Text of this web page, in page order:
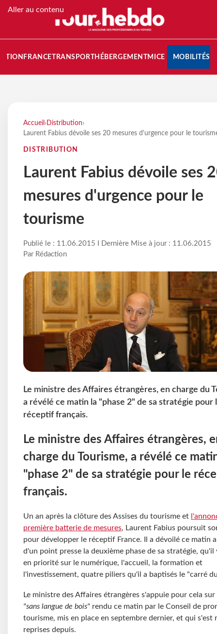
Aller au contenu
FRANCETRANSPORT HÉBERGEMENTMICE MOBILITÉS
Accueil › Distribution›
Laurent Fabius dévoile ses 20 mesures d'urgence pour le
DISTRIBUTION
Laurent Fabius dévoile ses
mesures d'urgence pour le
tourisme
Publié le : 11.06.2015 I Dernière Mise à jour : 11.06.2015
Par Rédaction
Le ministre des Affaires étrangères, en charge du
a révélé ce matin la "phase 2" de sa stratégie pour
réceptif français.
Le ministre des Affaires étrangères,
charge du Tourisme, a révélé ce
"phase 2" de sa stratégie pour le
français.
Un an après la clôture des Assises du tourisme et
première batterie de mesures, Laurent Fabius poursuit
pour développer le réceptif France. Il a dévoilé ce matin
d'un point presse la deuxième phase de sa stratégie, qu'il
en priorité sur le numérique, l'accueil, la formation et
l'investissement, quatre piliers qu'il a baptisés le "carré
Le ministre des Affaires étrangères s'appuie pour cela
"sans langue de bois" rendu ce matin par le Conseil de
tourisme, mis en place en septembre dernier, et qui s'est
reprises depuis.